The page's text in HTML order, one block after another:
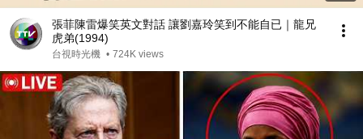
張菲陳雷爆笑英文對話 讓劉嘉玲笑到不能自已｜龍兄
虎弟(1994)
台視時光機 • 724K views